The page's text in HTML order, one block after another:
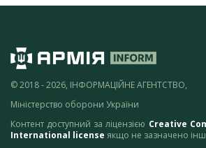
© 2018 - 2026, ІНФОРМАЦІЙНЕ АГЕНТСТВО,
Міністерство оборони України
Контент доступний за ліцензією Creative
International license якщо не зазначено